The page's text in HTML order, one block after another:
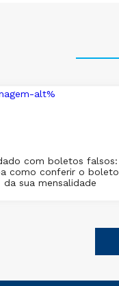
com boletos falsos:
como conferir o boleto
da sua mensalidade